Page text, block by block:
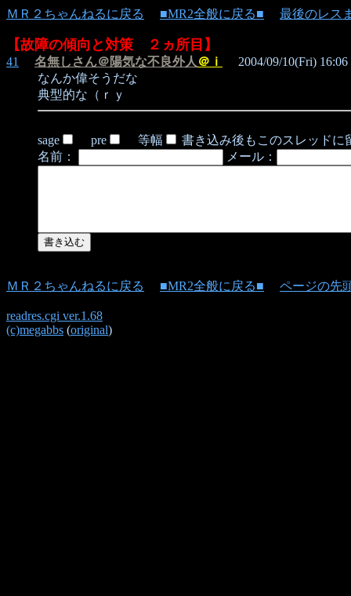
ＭＲ２ちゃんねるに戻る ■MR2全般に戻る■ 最後のレス
【故障の傾向と対策 ２ヵ所目】
41 名無しさん＠陽気な不良外人 ＠ｉ
2004/09/10(Fri) 16:06
なんか偉そうだな
典型的な（ｒｙ
sage pre 等幅
書き込み後もこのスレッドに
名前：
メール：
ＭＲ２ちゃんねるに戻る ■MR2全般に戻る■ ページの先
readres.cgi ver.1.68
(c)megabbs (original)